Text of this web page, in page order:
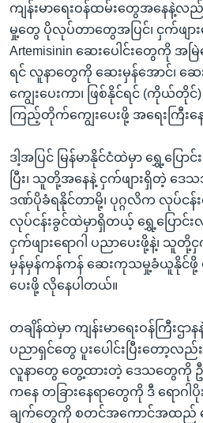
ကျန်းမာရေးဝန်ထမ်းတွေအနေနဲ့လည်း
မှု့တွေ ပိုလုပ်တာတွေအပြင်၊ ငှက်ဖျ
Artemisinin ဆေးပေါင်းတွေကို အမ
ရင် လူနာတွေကို ဆေးမှန်အောင်၊
ကျွေးပေးကာ၊ ဖြစ်နိုင်ရင် (ကိုယ်တို
ကြည့်တိုက်ကျွေးပေးဖို့ အရေးကြီးနေ
ဒါ့အပြင် မြန်မာနိုင်ငံထဲမှာ ရွှေ့ပြော
ပြီး၊ သူတို့အနေနဲ့ ငှက်ဖျားရှိတဲ့ ဒေ
ဒဏ်ပိုခံရနိုင်တာမို့၊ ပုဂ္ဂလိက လုပ်င
လုပ်ငန်းခွင်ထဲမှာရှိတယ့် ရွှေ့ပြောင်
ငှက်ဖျားရောဂါ ပညာပေးဖို့နဲ့၊ သူတို့
မှန်မှန်ကန်ကန် ဆေးကုသမှု့ခံယူနိုင်ဖို့
ပေးဖို့ လိုနေပါတယ်။
တချိန်ထဲမှာ ကျန်းမာရေးဝန်ကြီးဌ
ပညာရှင်တွေ ပူးပေါင်းပြီးတော့လည်
လူနာတွေ တွေ့ထားတဲ့ ဒေသတွေကို ဦး
ကနေ တခြားနေရာတွေကို ဒီ ရောဂါ
ချက်တွေကို စတင်အကောင်အထည် ဖ